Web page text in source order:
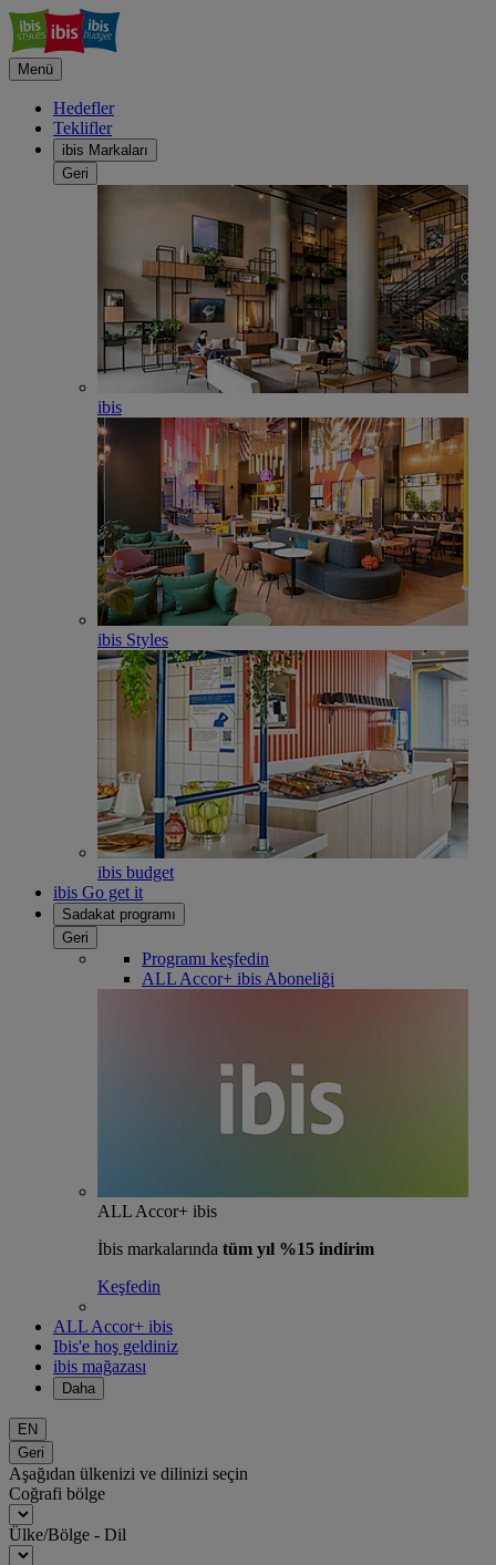
Menü
Hedefler
Teklifler
ibis Markaları
Geri
ibis
ibis Styles
ibis budget
ibis Go get it
Sadakat programı
Geri
Programı keşfedin
ALL Accor+ ibis Aboneliği
ALL Accor+ ibis
İbis markalarında tüm yıl %15 indirim
Keşfedin
ALL Accor+ ibis
Ibis'e hoş geldiniz
ibis mağazası
Daha
EN
Geri
Aşağıdan ülkenizi ve dilinizi seçin
Coğrafi bölge
Ülke/Bölge - Dil